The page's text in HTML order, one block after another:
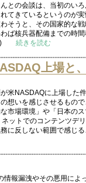
との会談は、当初のい
てきているというのが
そうと、その国家的な
ば核兵器配備までの時
) 続きを読む
上場と
米NASDAQに上場した
想いを感じさせるもの
市場環境」や「日本の
ットでのコンテンツデ
に反しない範囲で感じ
報漏洩やその悪用によ